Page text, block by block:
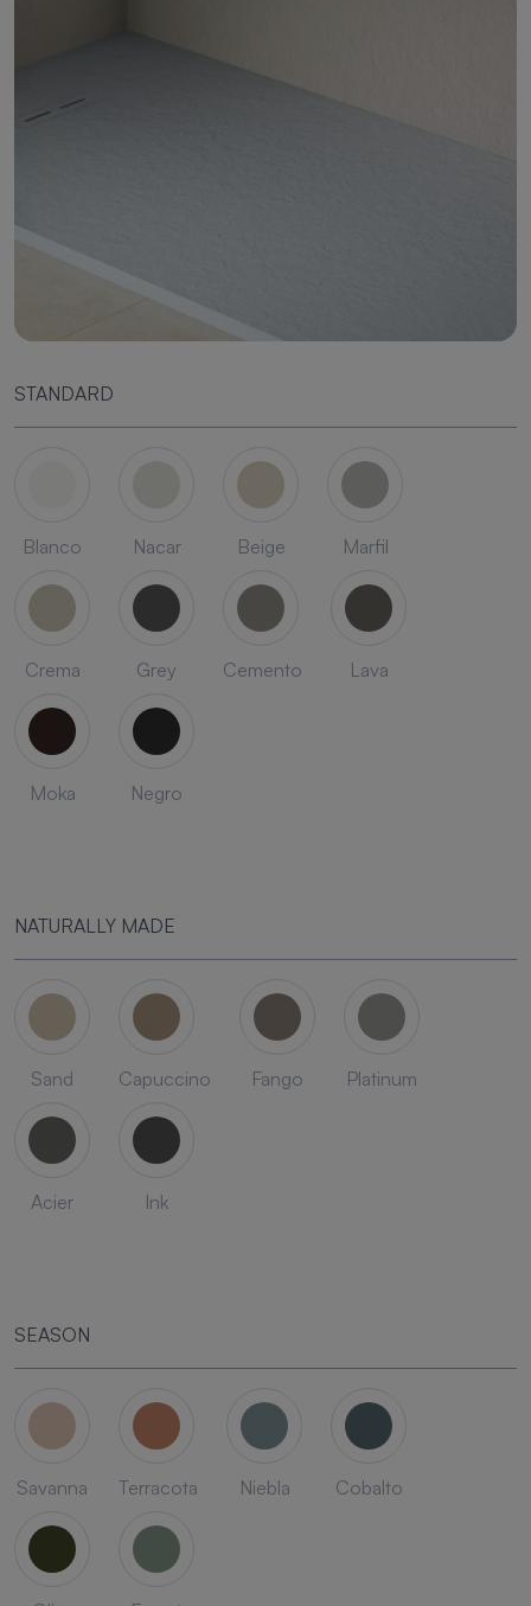
STANDARD
Blanco Nacar Beige Marfil
Crema Grey Cemento Lava
Moka Negro
NATURALLY MADE
Sand Capuccino Fango Platinum
Acier Ink
SEASON
Savanna Terracota Niebla Cobalto